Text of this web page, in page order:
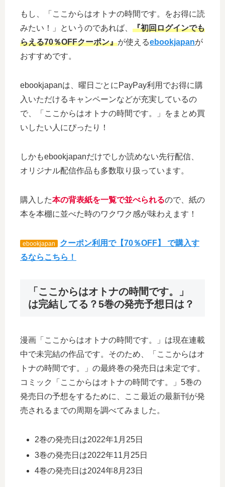
もし、「ここからはオトナの時間です。をお得に読
みたい！」というのであれば、 『初回ログインでも
らえる70％OFFクーポン』が使えるebookjapanが
おすすめです。
ebookjapanは、曜日ごとにPayPay利用でお得に購
入いただけるキャンペーンなどが充実しているの
で、「ここからはオトナの時間です。」をまとめ買
いしたい人にぴったり！
しかもebookjapanだけでしか読めない先行配信、
オリジナル配信作品も多数取り扱っています。
購入した本の背表紙を一覧で並べられるので、紙の
本を本棚に並べた時のワクワク感が味わえます！
ebookjapan
クーポン利用で【70％OFF】 で購入す
るならこちら！
「ここからはオトナの時間です。」
は完結してる？5巻の発売予想日は？
漫画「ここからはオトナの時間です。」は現在連載
中で未完結の作品です。そのため、「ここからはオ
トナの時間です。」の最終巻の発売日は未定です。
コミック「ここからはオトナの時間です。」5巻の
発売日の予想をするために、ここ最近の最新刊が発
売されるまでの周期を調べてみました。
2巻の発売日は2022年1月25日
3巻の発売日は2022年11月25日
4巻の発売日は2024年8月23日